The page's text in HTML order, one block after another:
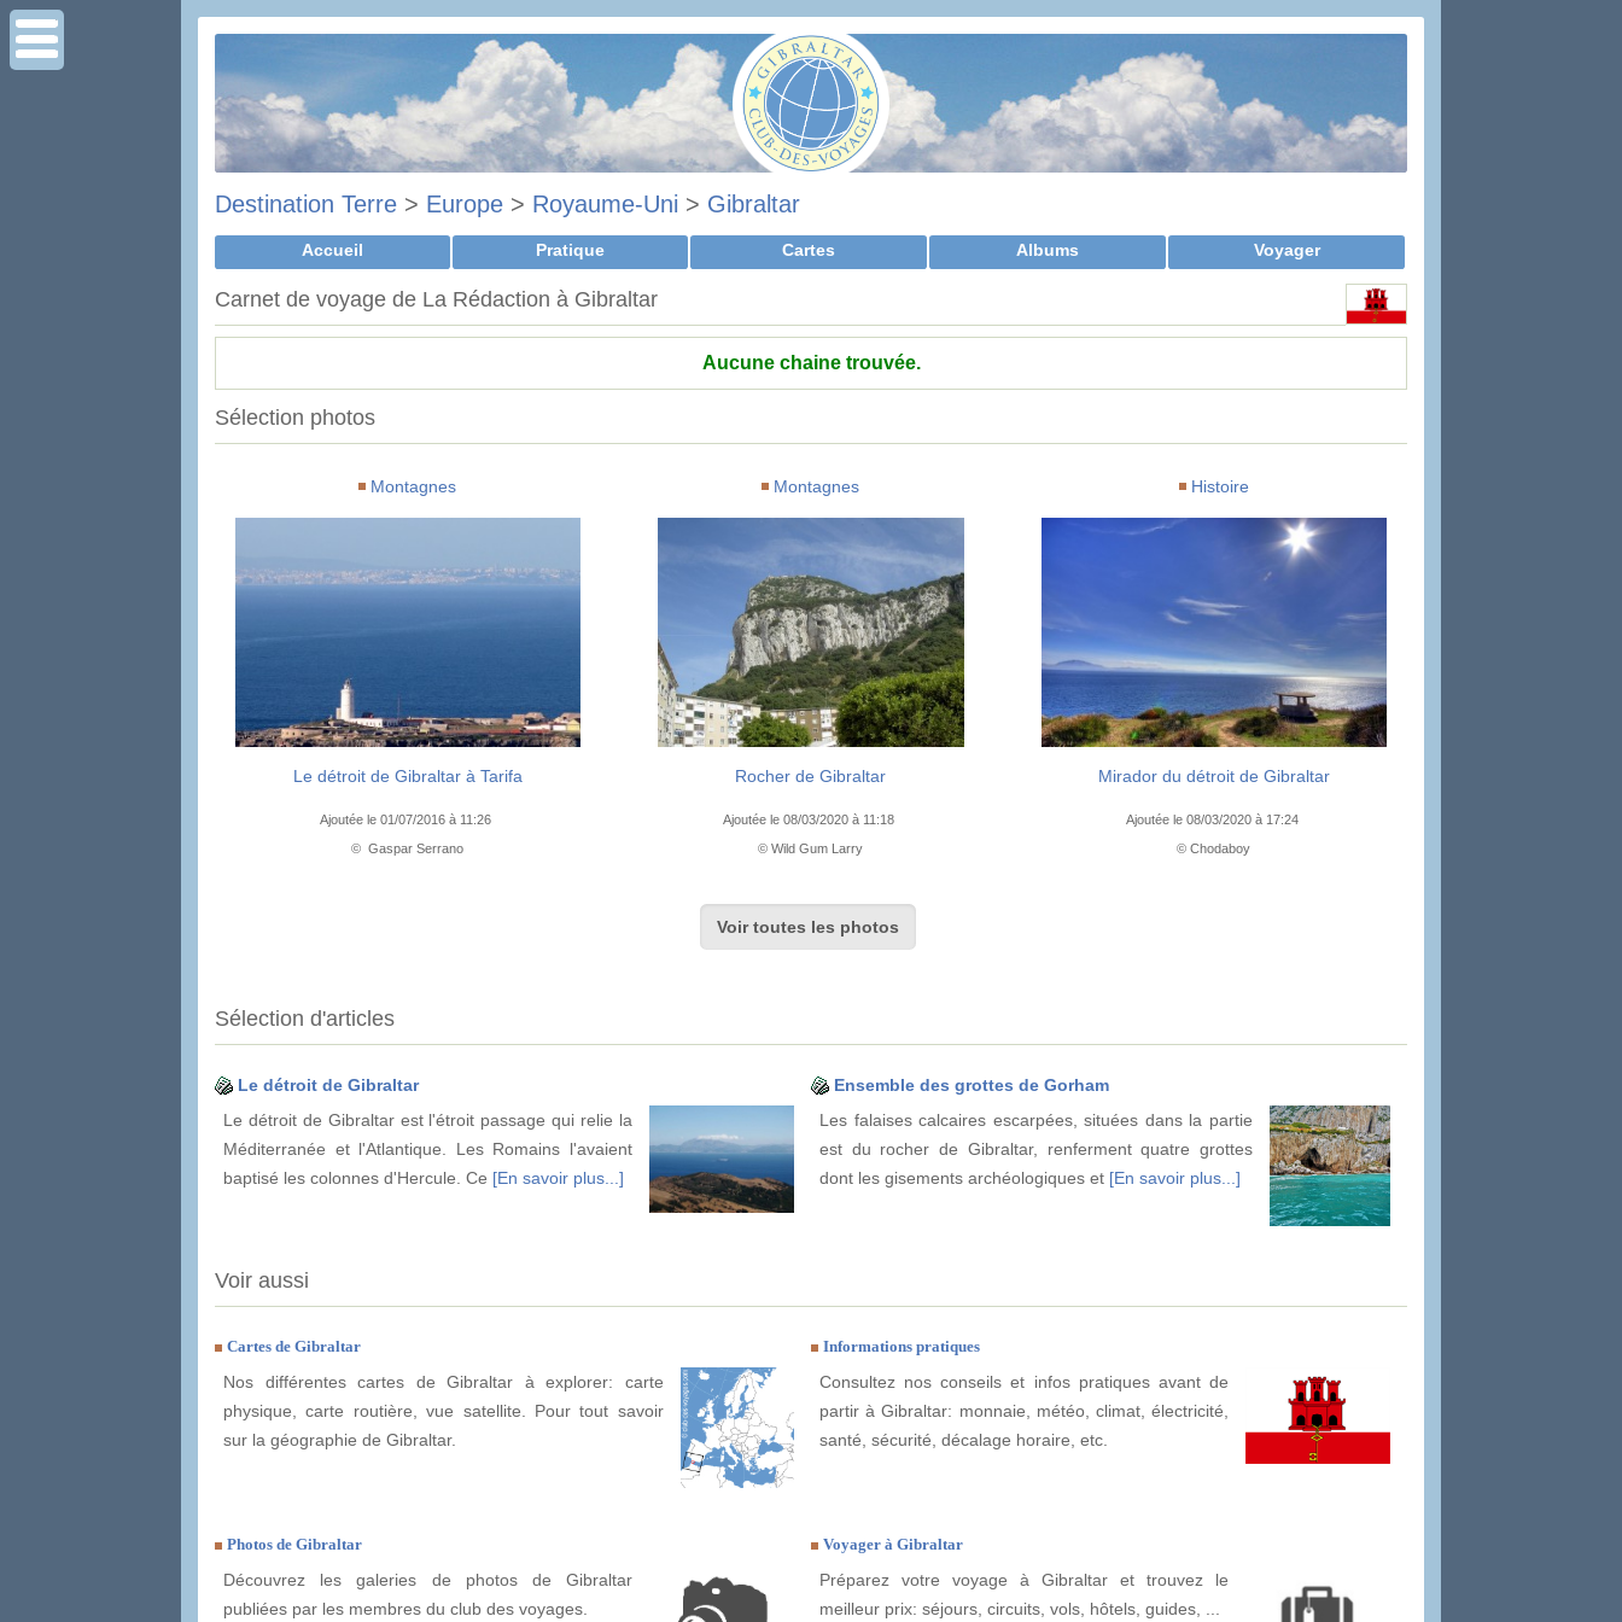
Destination Terre > Europe > Royaume-Uni > Gibraltar
Accueil Pratique Cartes Albums Voyager
Carnet de voyage de La Rédaction à Gibraltar
Aucune chaine trouvée.
Sélection photos
Montagnes
Le détroit de Gibraltar à Tarifa
Ajoutée le 01/07/2016 à 11:26
© Gaspar Serrano
Montagnes
Rocher de Gibraltar
Ajoutée le 08/03/2020 à 11:18
© Wild Gum Larry
Histoire
Mirador du détroit de Gibraltar
Ajoutée le 08/03/2020 à 17:24
© Chodaboy
Voir toutes les photos
Sélection d'articles
Le détroit de Gibraltar
Le détroit de Gibraltar est l'étroit passage qui relie la
Méditerranée et l'Atlantique. Les Romains l'avaient
baptisé les colonnes d'Hercule. Ce [En savoir plus...]
Ensemble des grottes de Gorham
Les falaises calcaires escarpées, situées dans la partie
est du rocher de Gibraltar, renferment quatre grottes
dont les gisements archéologiques et [En savoir plus...]
Voir aussi
Cartes de Gibraltar
Nos différentes cartes de Gibraltar à explorer: carte
physique, carte routière, vue satellite. Pour tout savoir
sur la géographie de Gibraltar.
Informations pratiques
Consultez nos conseils et infos pratiques avant de
partir à Gibraltar: monnaie, météo, climat, électricité,
santé, sécurité, décalage horaire, etc.
Photos de Gibraltar
Découvrez les galeries de photos de Gibraltar
publiées par les membres du club des voyages.
Voyager à Gibraltar
Préparez votre voyage à Gibraltar et trouvez le
meilleur prix: séjours, circuits, vols, hôtels, guides, ...